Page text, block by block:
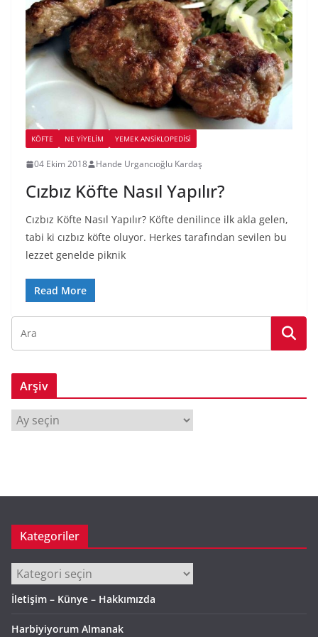
KÖFTE NE YİYELİM YEMEK ANSİKLOPEDİSİ
04 Ekim 2018 Hande Urgancıoğlu Kardaş
Cızbız Köfte Nasıl Yapılır?
Cızbız Köfte Nasıl Yapılır? Köfte denilince ilk akla gelen,
tabi ki cızbız köfte oluyor. Herkes tarafından sevilen bu
lezzet genelde piknik
Read More
Arşiv
r
Kategoriler
Kategoriler
İletişim – Künye – Hakkımızda
Harbiyiyorum Almanak